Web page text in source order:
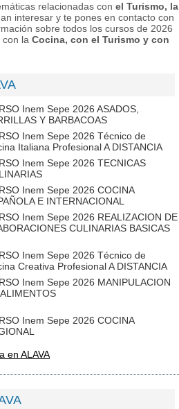
relacionadas con el Turismo, la
interesar y te pones en contacto con
sobre todos los cursos de 2026
la Cocina, con el Turismo y con
Inem Sepe 2026 ASADOS,
Y BARBACOAS
Inem Sepe 2026 Técnico de
Italiana Profesional A DISTANCIA
Inem Sepe 2026 TECNICAS
Inem Sepe 2026 COCINA
E INTERNACIONAL
Inem Sepe 2026 REALIZACION DE
CULINARIAS BASICAS
Inem Sepe 2026 Técnico de
Creativa Profesional A DISTANCIA
Inem Sepe 2026 MANIPULACION
Inem Sepe 2026 COCINA
en ALAVA